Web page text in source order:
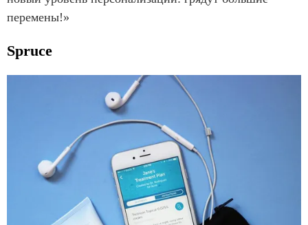
перемены!»
Spruce